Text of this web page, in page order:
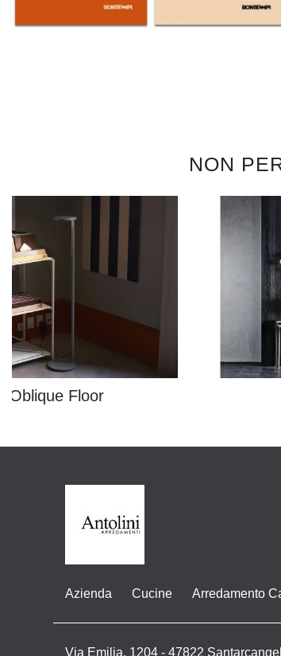
NON
Oblique Floor
Azienda Cucine Arredamento
Via Emilia, 1204 - 47822